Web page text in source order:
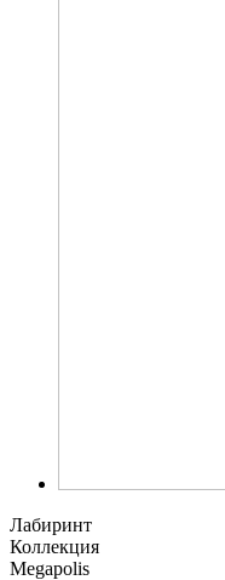
Лабиринт
Коллекция
Megapolis